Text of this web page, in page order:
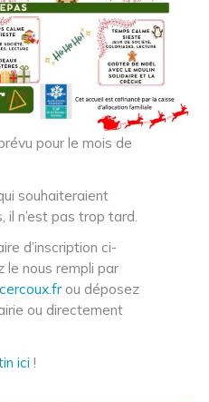
pour le mois de
souhaiteraient
il n’est pas trop tard.
d’inscription ci-
le nous rempli par
ou déposez
ou directement
ici !